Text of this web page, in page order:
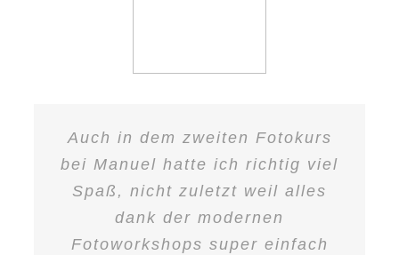
Auch in dem zweiten Fotokurs
bei Manuel hatte ich richtig viel
Spaß, nicht zuletzt weil alles
dank der modernen
Fotoworkshops super einfach
zielorientiert vermittelt. Der
Fotokurs für Fortgeschrittene
gestaltet sich sehr kurzweilig
und auch der Spaß bleibt nicht
auf der Strecke. Von mir gibt es
Obwohl ich schon lange
fotografiere und auch die Zeit
ohne Vollautomatik kenne,
haben mir die beiden Kurse viel
gebracht. Es ist halt das